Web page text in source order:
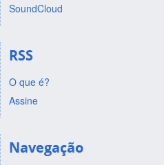
SoundCloud
RSS
O que é?
Assine
Navegação